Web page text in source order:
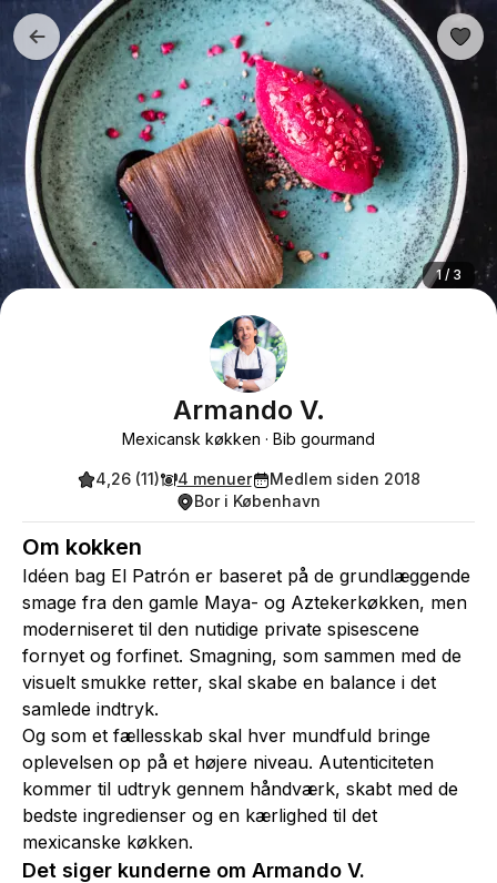
1 / 3
Armando V.
Mexicansk køkken Bib gourmand
4,26 (11) 4 menuer
Medlem siden 2018
Bor i København
Om kokken
Idéen bag El Patrón er baseret på de grundlæggende
smage fra den gamle Maya- og Aztekerkøkken, men
moderniseret til den nutidige private spisescene
fornyet og forfinet. Smagning, som sammen med de
visuelt smukke retter, skal skabe en balance i det
samlede indtryk.
Og som et fællesskab skal hver mundfuld bringe
oplevelsen op på et højere niveau. Autenticiteten
kommer til udtryk gennem håndværk, skabt med de
bedste ingredienser og en kærlighed til det
mexicanske køkken.
Det siger kunderne om Armando V.